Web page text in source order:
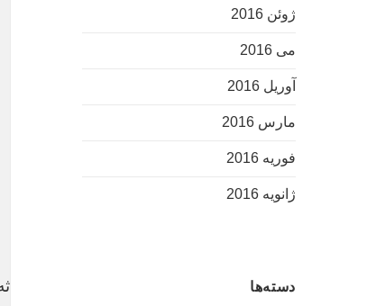
ژوئن 2016
می 2016
آوریل 2016
مارس 2016
فوریه 2016
ژانویه 2016
دسته‌ها
فردا؛ ارائه گزارش کمیسیون عالی سوانح درباره